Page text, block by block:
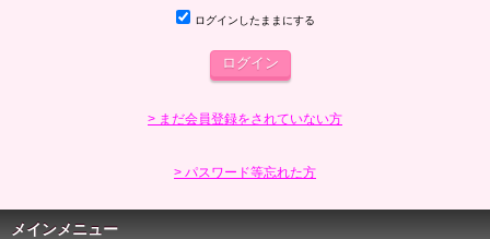
ログインしたままにする
> まだ会員登録をされていない方
> パスワード等忘れた方
メインメニュー